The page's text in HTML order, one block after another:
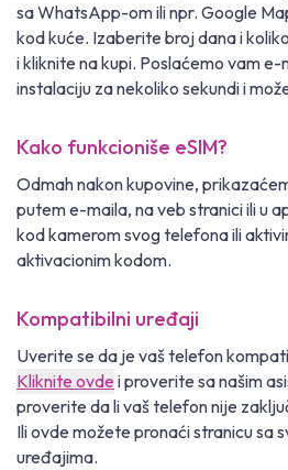
sa WhatsApp-om ili npr. Google
kod kuće. Izaberite broj dana i
i kliknite na kupi. Poslaćemo vam
instalaciju za nekoliko sekundi i
Kako funkcioniše eSIM?
Odmah nakon kupovine,
putem e-maila, na veb stranici ili u
kod kamerom svog telefona ili
aktivacionim kodom.
Kompatibilni uređaji
Uverite se da je vaš telefon
Kliknite ovde i proverite sa našim
proverite da li vaš telefon nije
Ili ovde možete pronaći stranicu sa
uređajima.